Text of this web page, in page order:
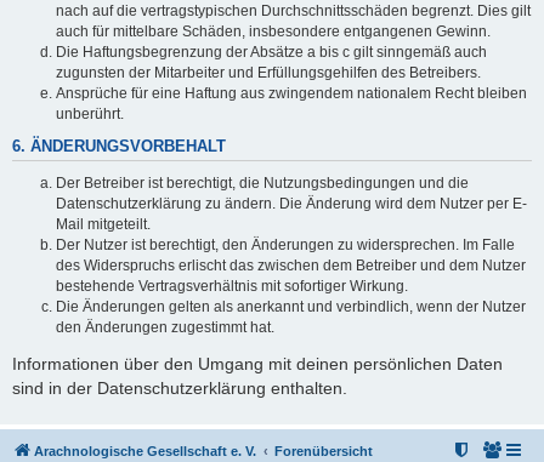
nach auf die vertragstypischen Durchschnittsschäden begrenzt. Dies gilt
auch für mittelbare Schäden, insbesondere entgangenen Gewinn.
Die Haftungsbegrenzung der Absätze a bis c gilt sinngemäß auch
zugunsten der Mitarbeiter und Erfüllungsgehilfen des Betreibers.
Ansprüche für eine Haftung aus zwingendem nationalem Recht bleiben
unberührt.
6. ÄNDERUNGSVORBEHALT
Der Betreiber ist berechtigt, die Nutzungsbedingungen und die
Datenschutzerklärung zu ändern. Die Änderung wird dem Nutzer per E-
Mail mitgeteilt.
Der Nutzer ist berechtigt, den Änderungen zu widersprechen. Im Falle
des Widerspruchs erlischt das zwischen dem Betreiber und dem Nutzer
bestehende Vertragsverhältnis mit sofortiger Wirkung.
Die Änderungen gelten als anerkannt und verbindlich, wenn der Nutzer
den Änderungen zugestimmt hat.
Informationen über den Umgang mit deinen persönlichen Daten
sind in der Datenschutzerklärung enthalten.
Arachnologische Gesellschaft e. V. Forenübersicht